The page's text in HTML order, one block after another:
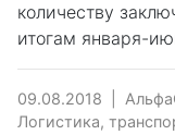
количеству
итогам января-
09.08.2018
Логистика,